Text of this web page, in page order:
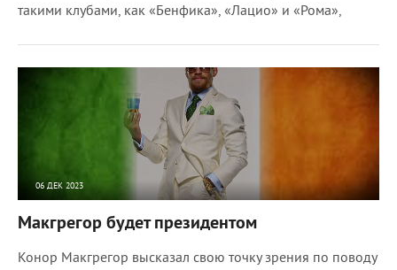
такими клубами, как «Бенфика», «Лацио» и «Рома»,
06 ДЕК 2023
Макгрегор будет президентом
Конор Макгрегор высказал свою точку зрения по поводу